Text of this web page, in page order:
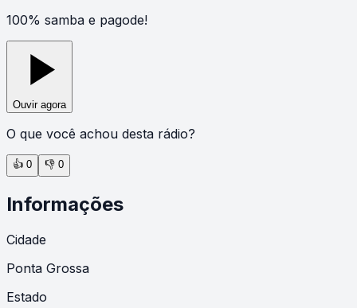
100% samba e pagode!
Ouvir agora
O que você achou desta rádio?
👍 0 👎 0
Informações
Cidade
Ponta Grossa
Estado